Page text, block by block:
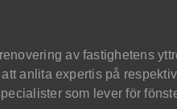
av fastighetens
anlita expertis på
som lever för